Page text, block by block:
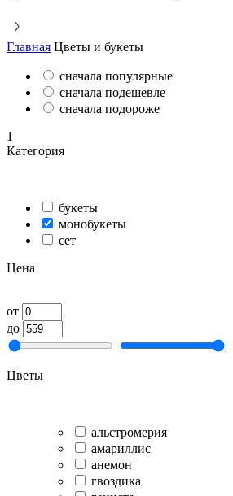
Главная Цветы и букеты
сначала популярные
сначала подешевле
сначала подороже
1
Категория
букеты
монобукеты
сет
Цена
от
до
Цветы
альстромерия
амариллис
анемон
гвоздика